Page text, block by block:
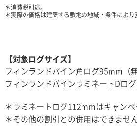
＊消費税別途。
＊実際の価格は建築する敷地の地域・条件により
【対象ログサイズ】
フィンランドパイン角ログ95mm（無
フィンランドパインラミネートDロ
＊ラミネートログ112mmはキャンペ
＊その他の割引との併用はできません